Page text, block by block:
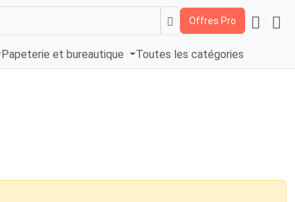
Offres Pro
Papeterie et bureautique Toutes les catégories